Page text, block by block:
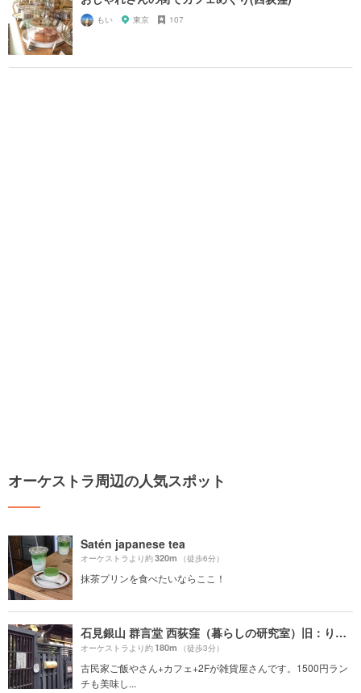
もい 東京 107
オーケストラ周辺の人気スポット
Satén japanese tea
オーケストラより約320m （徒歩6分）
抹茶プリンを食べたいならここ！
石見銀山 群言堂 西荻窪（暮らしの研究室）旧：りげんどう
オーケストラより約180m （徒歩3分）
古民家ご飯やさん+カフェ+2Fが雑貨屋さんです。1500円ラン
チも美味し...